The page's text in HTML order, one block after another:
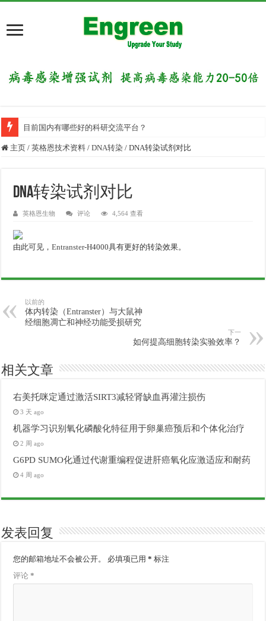
目前国内有哪些好的科研交流平台？
主页 / 英格恩技术资料 / DNA转染 / DNA转染试剂对比
DNA转染试剂对比
英格恩生物 评论 4,564 查看
由此可见，Entranster-H4000具有更好的转染效果。
以前的
体内转染（Entranster）与大鼠神
经细胞凋亡和神经功能受损研究
下一
如何提高细胞转染实验效率？
相关文章
右美托咪定通过激活SIRT3减轻肾缺血再灌注损伤
3 天 ago
机器学习识别氧化磷酸化特征用于卵巢癌预后和个体化治疗
2 周 ago
G6PD SUMO化通过代谢重编程促进肝癌氧化应激适应和耐药
4 周 ago
发表回复
您的邮箱地址不会被公开。 必填项已用* 标注
评论*